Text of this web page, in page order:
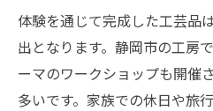
体験を通じて完成した工芸品
出となります。静岡市の工房
ーマのワークショップも開催
多いです。家族での休日や旅